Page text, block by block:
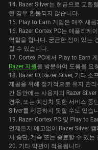
14. Razer Silver는 현금으로 교환
된 경우 환불되지 않습니다.
15. Play to Earn 게임은 매주 새
16. Razer Cortex PC는 애플리케
역할을 합니다. 궁금한 점이 있는
할 수 있습니다.
17. Cortex PC에서 Play to Earn
Razer 지원을 방문하여 도움을 요
18. Razer ID, Razer Silver, 기타
제공을 위해 정기적으로 유지 관
간 동안에는 사용자의 Razer
경우, 또는 예상치 못한 서비스 중
Silver를 제공하지 못할 수도 있습
19. Razer Cortex PC 및 Play to
언제든지 예고없이 Razer Silver
시 중단, 계속 또는 종료할 수 있는
20. 기타 약관이 적용됩니다.